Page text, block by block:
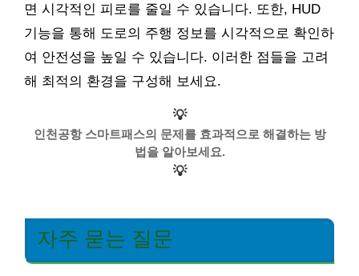
면 시각적인 피로를 줄일 수 있습니다. 또한, HUD
기능을 통해 도로의 주행 정보를 시각적으로 확인하
여 안전성을 높일 수 있습니다. 이러한 점들을 고려
해 최적의 환경을 구성해 보세요.
💡
인천공항 스마트패스의 문제를 효과적으로 해결하는 방
법을 알아보세요.
💡
자주 묻는 질문